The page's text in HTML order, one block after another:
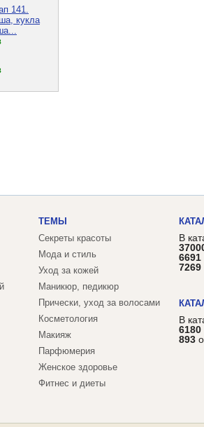
141.
кукла
ТЕМЫ
Секреты красоты
Мода и стиль
Уход за кожей
Маникюр, педикюр
Прически, уход за волосами
Косметология
Макияж
Парфюмерия
Женское здоровье
Фитнес и диеты
В
6691
7269
В
6180
893